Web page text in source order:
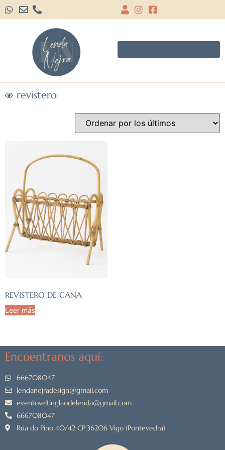
revistero
REVISTERO DE CAÑA
Leer más
Encuentranos aquí:
666708047
lendanejradesign@gmail.com
eventoseltinglaodelenda@gmail.com
666708047
Rúa do Pino 40/42 CP:36206 Vigo (Pontevedra)